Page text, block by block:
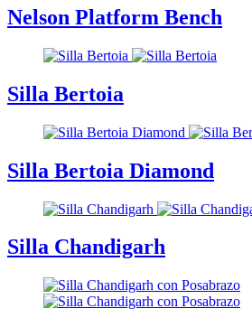
Nelson Platform Bench
Silla Bertoia
Silla Bertoia Diamond
Silla Chandigarh